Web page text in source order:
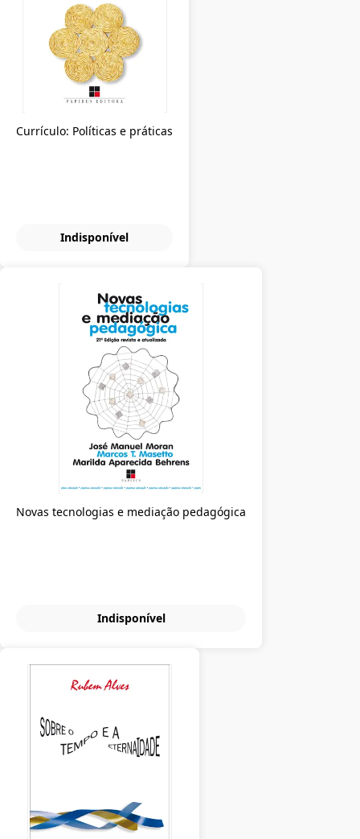
Currículo: Políticas e práticas
Indisponível
Novas tecnologias e mediação pedagógica
Indisponível